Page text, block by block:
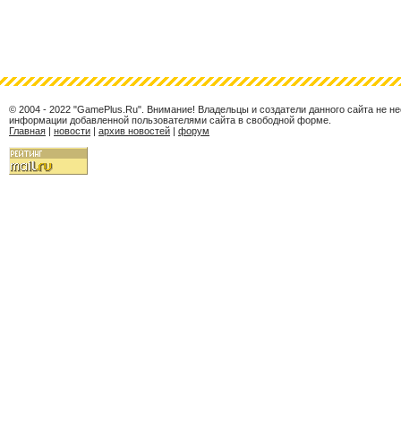
© 2004 - 2022 "GamePlus.Ru". Внимание! Владельцы и создатели данного сайта не
информации добавленной пользователями сайта в свободной форме.
Главная | новости | архив новостей | форум